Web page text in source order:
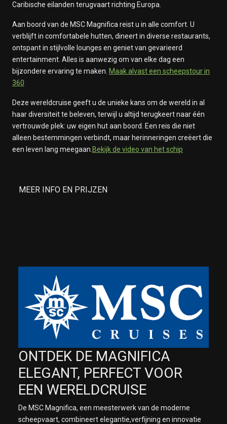
Caribische eilanden terugvaart richting Europa.
Aan boord van de MSC Magnifica reist u in alle comfort. U
verblijft in comfortabele hutten, dineert in diverse restaurants,
ontspant in stijlvolle lounges en geniet van gevarieerd
entertainment. Alles is aanwezig om van elke dag een
bijzondere ervaring te maken. Maak alvast een scheepstour in
360
Deze wereldcruise geeft u de unieke kans om de wereld in al
haar diversiteit te beleven, terwijl u altijd terugkeert naar één
vertrouwde plek: uw eigen hut aan boord. Een reis die niet
alleen bestemmingen verbindt, maar herinneringen creëert die
een leven lang meegaan. Bekijk de video van het schip
MEER INFO EN PRIJZEN
ONTDEK DE MAGNIFICA
ELEGANT, PERFECT VOOR
EEN WERELDCRUISE
De MSC Magnifica, een meesterwerk van de moderne
scheepvaart, combineert elegantie,verfijning en innovatie